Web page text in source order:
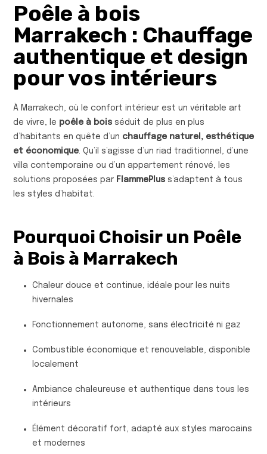
Poêle à bois
Marrakech : Chauffage
authentique et design
pour vos intérieurs
À Marrakech, où le confort intérieur est un véritable art
de vivre, le poêle à bois séduit de plus en plus
d’habitants en quête d’un chauffage naturel, esthétique
et économique. Qu’il s’agisse d’un riad traditionnel, d’une
villa contemporaine ou d’un appartement rénové, les
solutions proposées par FlammePlus s’adaptent à tous
les styles d’habitat.
Pourquoi Choisir un Poêle
à Bois à Marrakech
Chaleur douce et continue, idéale pour les nuits
hivernales
Fonctionnement autonome, sans électricité ni gaz
Combustible économique et renouvelable, disponible
localement
Ambiance chaleureuse et authentique dans tous les
intérieurs
Élément décoratif fort, adapté aux styles marocains
et modernes